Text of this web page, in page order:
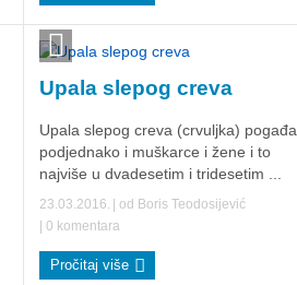
Upala slepog creva
Upala slepog creva (crvuljka) pogađa
podjednako i muškarce i žene i to
najviše u dvadesetim i tridesetim ...
23.03.2016. | od Boris Teodosijević
0 komentara
Pročitaj više